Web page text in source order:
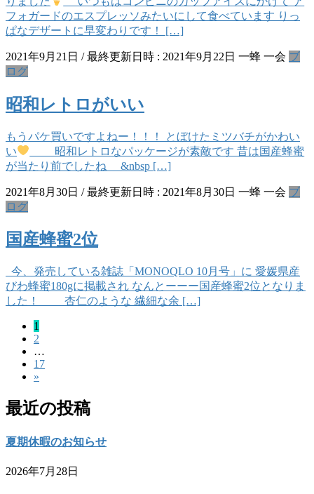
フォガードのエスプレッソみたいにして食べています りっ
ぱなデザートに早変わりです！ […]
2021年9月21日 / 最終更新日時 : 2021年9月22日 一蜂 一会 ブ
ログ
昭和レトロがいい
もうパケ買いですよねー！！！ とぼけたミツバチがかわい
い
昭和レトロなパッケージが素敵です 昔は国産蜂蜜
が当たり前でしたね &nbsp […]
2021年8月30日 / 最終更新日時 : 2021年8月30日 一蜂 一会 ブ
ログ
国産蜂蜜2位
今、発売している雑誌「MONOQLO 10月号」に 愛媛県産
びわ蜂蜜180gに掲載され なんとーーー国産蜂蜜2位となりま
した！ 杏仁のような 繊細な余 […]
ビ
ゲ
ー
シ
固
定
ペ
ー
ジ
1
固
定
ペ
ー
ジ
2
…
固
定
ー
17
»
最近の投稿
夏期休暇のお知らせ
2026年7月28日